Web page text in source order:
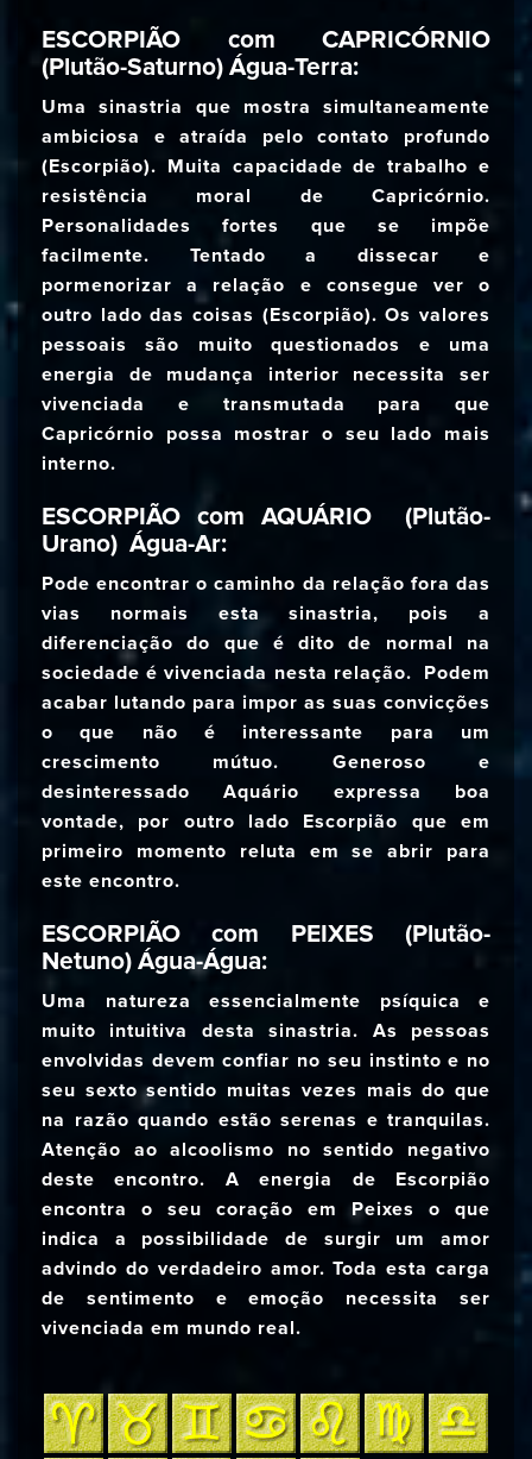
ESCORPIÃO com CAPRICÓRNIO
(Plutão-Saturno) Água-Terra:
Uma sinastria que mostra simultaneamente
ambiciosa e atraída pelo contato profundo
(Escorpião). Muita capacidade de trabalho e
resistência moral de Capricórnio.
Personalidades fortes que se impõe
facilmente. Tentado a dissecar e
pormenorizar a relação e consegue ver o
outro lado das coisas (Escorpião). Os valores
pessoais são muito questionados e uma
energia de mudança interior necessita ser
vivenciada e transmutada para que
Capricórnio possa mostrar o seu lado mais
interno.
ESCORPIÃO com AQUÁRIO (Plutão-
Urano) Água-Ar:
Pode encontrar o caminho da relação fora das
vias normais esta sinastria, pois a
diferenciação do que é dito de normal na
sociedade é vivenciada nesta relação. Podem
acabar lutando para impor as suas convicções
o que não é interessante para um
crescimento mútuo. Generoso e
desinteressado Aquário expressa boa
vontade, por outro lado Escorpião que em
primeiro momento reluta em se abrir para
este encontro.
ESCORPIÃO com PEIXES (Plutão-
Netuno) Água-Água:
Uma natureza essencialmente psíquica e
muito intuitiva desta sinastria. As pessoas
envolvidas devem confiar no seu instinto e no
seu sexto sentido muitas vezes mais do que
na razão quando estão serenas e tranquilas.
Atenção ao alcoolismo no sentido negativo
deste encontro. A energia de Escorpião
encontra o seu coração em Peixes o que
indica a possibilidade de surgir um amor
advindo do verdadeiro amor. Toda esta carga
de sentimento e emoção necessita ser
vivenciada em mundo real.